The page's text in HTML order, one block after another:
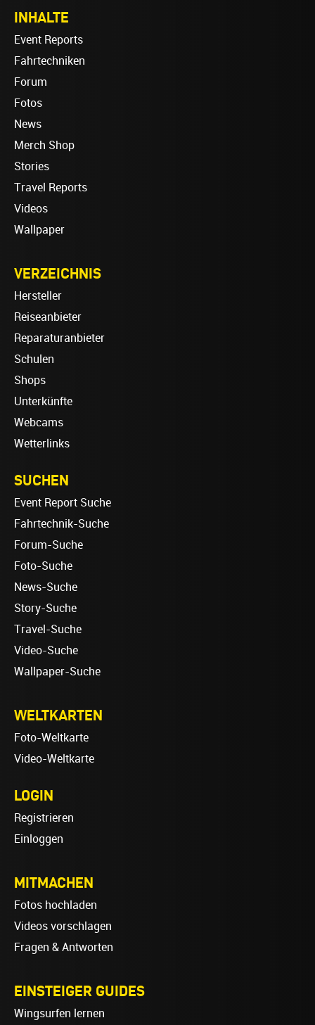
INHALTE
Event Reports
Fahrtechniken
Forum
Fotos
News
Merch Shop
Stories
Travel Reports
Videos
Wallpaper
VERZEICHNIS
Hersteller
Reiseanbieter
Reparaturanbieter
Schulen
Shops
Unterkünfte
Webcams
Wetterlinks
SUCHEN
Event Report Suche
Fahrtechnik-Suche
Forum-Suche
Foto-Suche
News-Suche
Story-Suche
Travel-Suche
Video-Suche
Wallpaper-Suche
WELTKARTEN
Foto-Weltkarte
Video-Weltkarte
LOGIN
Registrieren
Einloggen
MITMACHEN
Fotos hochladen
Videos vorschlagen
Fragen & Antworten
EINSTEIGER GUIDES
Wingsurfen lernen